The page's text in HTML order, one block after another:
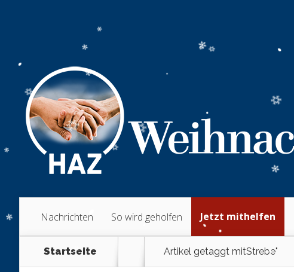
Nachrichten So wird geholfen Jetzt mithelfen
Startseite Artikel getaggt mitStrebe"